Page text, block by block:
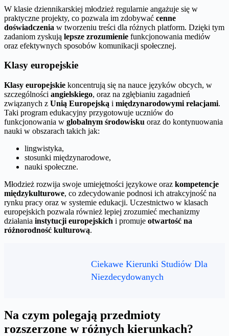
W klasie dziennikarskiej młodzież regularnie angażuje się w
praktyczne projekty, co pozwala im zdobywać cenne
doświadczenia w tworzeniu treści dla różnych platform. Dzięki tym
zadaniom zyskują lepsze zrozumienie funkcjonowania mediów
oraz efektywnych sposobów komunikacji społecznej.
Klasy europejskie
Klasy europejskie koncentrują się na nauce języków obcych, w
szczególności angielskiego, oraz na zgłębianiu zagadnień
związanych z Unią Europejską i międzynarodowymi relacjami.
Taki program edukacyjny przygotowuje uczniów do
funkcjonowania w globalnym środowisku oraz do kontynuowania
nauki w obszarach takich jak:
lingwistyka,
stosunki międzynarodowe,
nauki społeczne.
Młodzież rozwija swoje umiejętności językowe oraz kompetencje
międzykulturowe, co zdecydowanie podnosi ich atrakcyjność na
rynku pracy oraz w systemie edukacji. Uczestnictwo w klasach
europejskich pozwala również lepiej zrozumieć mechanizmy
działania instytucji europejskich i promuje otwartość na
różnorodność kulturową.
Ciekawe Kierunki Studiów Dla
Niezdecydowanych
Na czym polegają przedmioty
rozszerzone w różnych kierunkach?